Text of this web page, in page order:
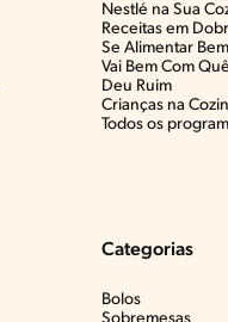
Nestlé na Sua
Receitas em
Se Alimentar
Vai Bem Com
Deu Ruim​
Crianças na
Todos os
Categorias
Bolos